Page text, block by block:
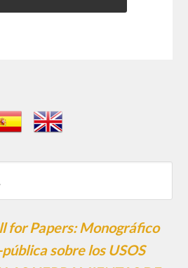
for Papers: Monográfico
sobre los USOS